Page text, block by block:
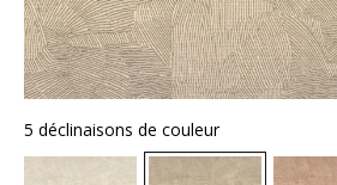
5 déclinaisons de couleur